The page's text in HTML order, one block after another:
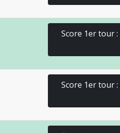
Score 1er tour :
Score 1er tour :